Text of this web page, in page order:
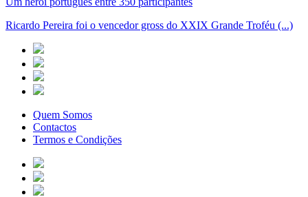
Ricardo Pereira foi o vencedor gross do XXIX Grande Troféu (...)
Quem Somos
Contactos
Termos e Condições